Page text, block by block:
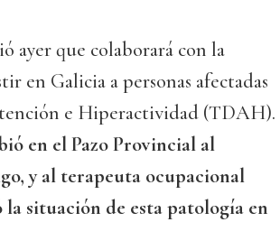
ayer que colaborará con la
en Galicia a personas afectadas
e Hiperactividad (TDAH).
en el Pazo Provincial al
y al terapeuta ocupacional
la situación de esta patología en